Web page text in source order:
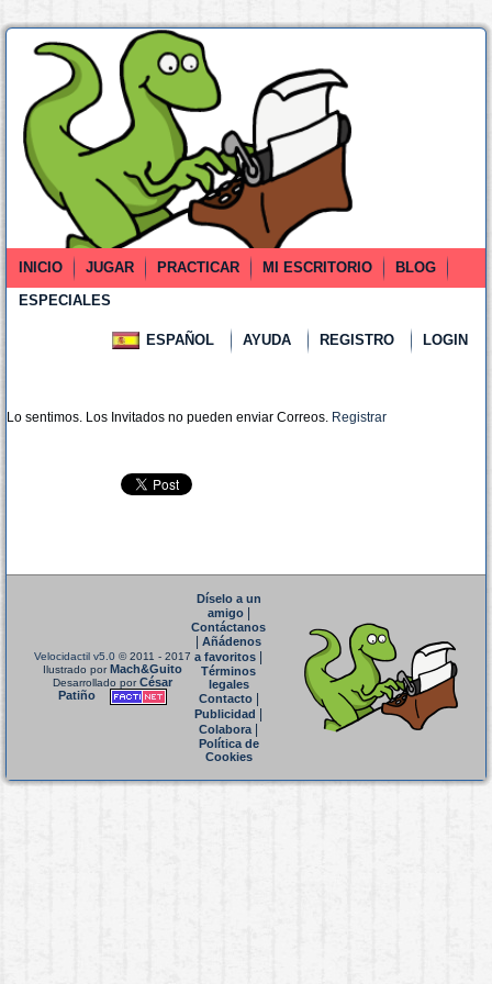
INICIO JUGAR PRACTICAR MI ESCRITORIO
BLOG
ESPECIALES
ESPAÑOL AYUDA REGISTRO LOGIN
Lo sentimos. Los Invitados no pueden enviar Correos. Registrar
Velocidactil v5.0 © 2011 - 2017
Ilustrado porMach&Guito
Desarrollado porCésar
Patiño
Díselo a un
amigo|
Contáctanos
Añádenos
a favoritos
Términos
legales
Contacto|
Publicidad
Colabora|
Política de
Cookies